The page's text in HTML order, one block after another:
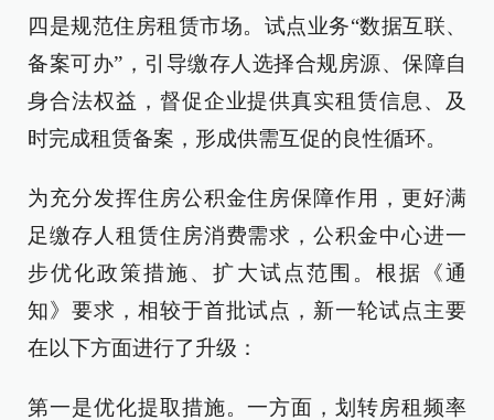
四是规范住房租赁市场。试点业务“数据互联、
备案可办”，引导缴存人选择合规房源、保障自
身合法权益，督促企业提供真实租赁信息、及
时完成租赁备案，形成供需互促的良性循环。
为充分发挥住房公积金住房保障作用，更好满
足缴存人租赁住房消费需求，公积金中心进一
步优化政策措施、扩大试点范围。根据《通
知》要求，相较于首批试点，新一轮试点主要
在以下方面进行了升级：
第一是优化提取措施。一方面，划转房租频率